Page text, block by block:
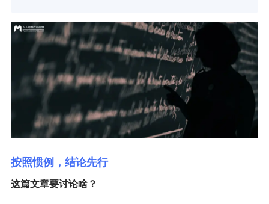
按照惯例，结论先行
这篇文章要讨论啥？